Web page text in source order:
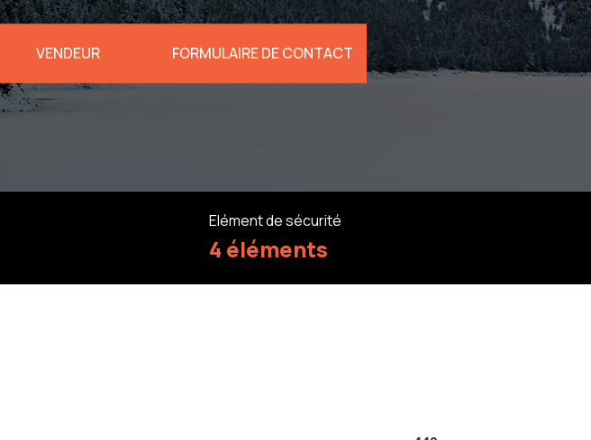
VENDEUR FORMULAIRE DE CONTACT
Elément de sécurité
4 éléments